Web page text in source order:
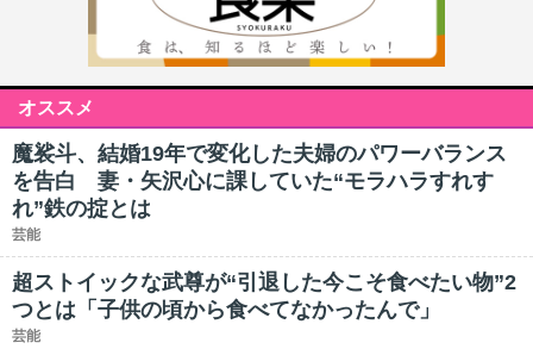
オススメ
魔裟斗、結婚19年で変化した夫婦のパワーバランス
を告白 妻・矢沢心に課していた“モラハラすれす
れ”鉄の掟とは
芸能
超ストイックな武尊が“引退した今こそ食べたい物”2
つとは「子供の頃から食べてなかったんで」
芸能